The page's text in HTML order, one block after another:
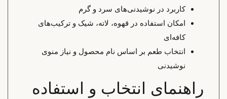
کاربرد در نوشیدنی‌های سرد و گرم
امکان استفاده در قهوه، لاته، شیک و ترکیب‌های
کافه‌ای
انتخاب طعم بر اساس نام محصول و نیاز منوی
نوشیدنی
راهنمای انتخاب و استفاده